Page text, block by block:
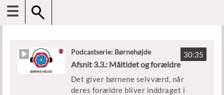
☰
30:35
Podcastserie: Børnehøjde
Afsnit 3.3.: Måltidet og forældre
Det giver børnene selvværd, når
deres forældre bliver inddraget i